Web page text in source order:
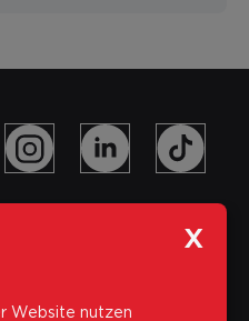
Website nutzen